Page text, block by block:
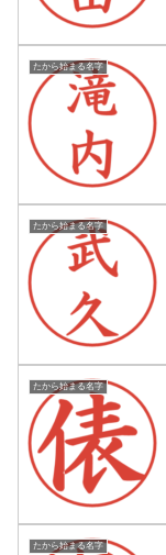
たから始まる名字
たから始まる名字
たから始まる名字
たから始まる名字